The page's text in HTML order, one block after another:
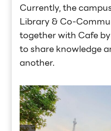
Currently, the
Library & Co-
together with Cafe
to share knowledge
another.